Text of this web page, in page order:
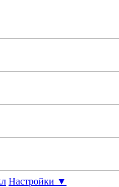
Настройки ▼